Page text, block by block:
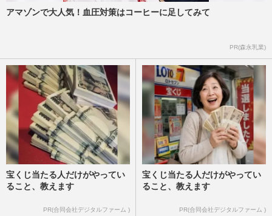
アマゾンで大人気！血圧対策はコーヒーに足してみて
PR(森永乳業)
宝くじ当たる人だけがやってい
ること、教えます
PR(合同会社デジタルファーム )
宝くじ当たる人だけがやってい
ること、教えます
PR(合同会社デジタルファーム )